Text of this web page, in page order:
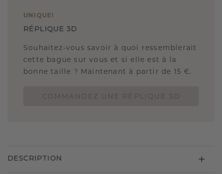
UNIQUE !
RÉPLIQUE 3D
Souhaitez-vous savoir à quoi ressemblerait
cette bague sur vous et si elle est à la
bonne taille ? Maintenant à partir de 15 €.
DESCRIPTION